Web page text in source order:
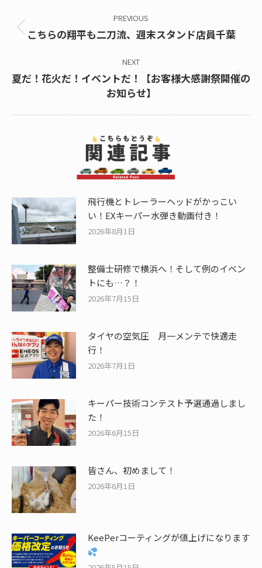
navigation
PREVIOUS
Previous
こちらの翔平も二刀流、週末スタンド店員千葉
NEXT
Next
post:
夏だ！花火だ！イベントだ！【お客様大感謝祭開催の
お知らせ】
飛行機とトレーラーヘッドがかっこい
い！EXキーパー水弾き動画付き！
2026年8月1日
整備士研修で横浜へ！そして例のイベン
トにも…？！
2026年7月15日
タイヤの空気圧 月一メンテで快適走
行！
2026年7月1日
キーパー技術コンテスト予選通過しまし
た！
2026年6月15日
皆さん、初めまして！
2026年6月1日
KeePerコーティングが値上げになります